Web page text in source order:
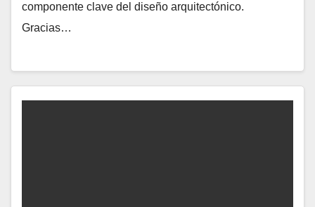
componente clave del diseño arquitectónico.
Gracias…